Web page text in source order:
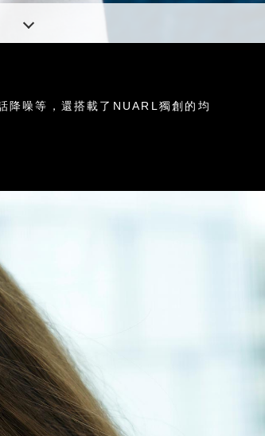
降噪等，還搭載了NUARL獨創的均